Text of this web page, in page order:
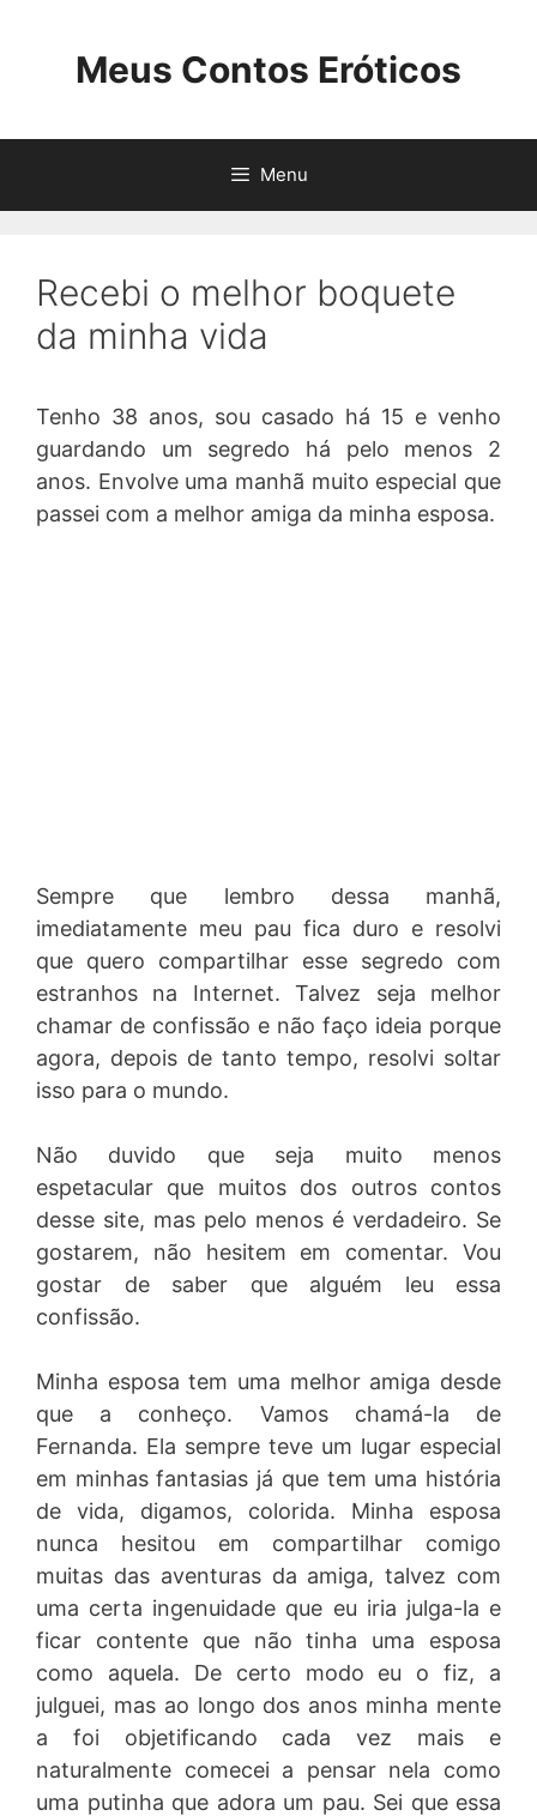
Meus Contos Eróticos
Menu
Recebi o melhor boquete
da minha vida
Tenho 38 anos, sou casado há 15 e venho
guardando um segredo há pelo menos 2
anos. Envolve uma manhã muito especial que
passei com a melhor amiga da minha esposa.
Sempre que lembro dessa manhã,
imediatamente meu pau fica duro e resolvi
que quero compartilhar esse segredo com
estranhos na Internet. Talvez seja melhor
chamar de confissão e não faço ideia porque
agora, depois de tanto tempo, resolvi soltar
isso para o mundo.
Não duvido que seja muito menos
espetacular que muitos dos outros contos
desse site, mas pelo menos é verdadeiro. Se
gostarem, não hesitem em comentar. Vou
gostar de saber que alguém leu essa
confissão.
Minha esposa tem uma melhor amiga desde
que a conheço. Vamos chamá-la de
Fernanda. Ela sempre teve um lugar especial
em minhas fantasias já que tem uma história
de vida, digamos, colorida. Minha esposa
nunca hesitou em compartilhar comigo
muitas das aventuras da amiga, talvez com
uma certa ingenuidade que eu iria julga-la e
ficar contente que não tinha uma esposa
como aquela. De certo modo eu o fiz, a
julguei, mas ao longo dos anos minha mente
a foi objetificando cada vez mais e
naturalmente comecei a pensar nela como
uma putinha que adora um pau. Sei que essa